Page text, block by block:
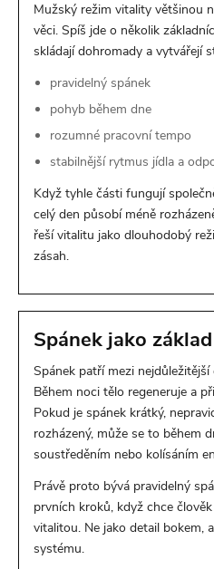
Mužský režim vitality většinou
věci. Spíš jde o několik
skládají dohromady a vytvářejí
pravidelný spánek
pohyb během dne
rozumné pracovní tempo
stabilnější rytmus jídla a
Když tyhle části fungují
celý den působí méně
řeší vitalitu jako dlouhodobý
zásah.
Spánek jako základ
Spánek patří mezi
Během noci tělo regeneruje a
Pokud je spánek krátký,
rozházený, může se to během
soustředěním nebo kolísáním
Právě proto bývá pravidelný
prvních kroků, když chce
vitalitou. Ne jako detail bokem,
systému.